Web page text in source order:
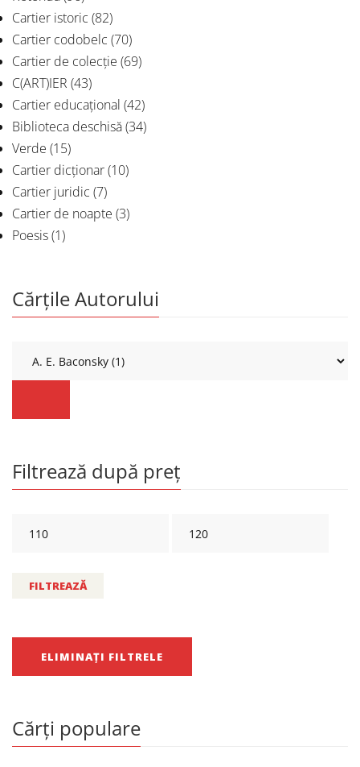
Cartier istoric (82)
Cartier codobelc (70)
Cartier de colecție (69)
C(ART)IER (43)
Cartier educațional (42)
Biblioteca deschisă(34)
Verde (15)
Cartier dicționar(10)
Cartier juridic (7)
Cartier de noapte (3)
Poesis(1)
Cărțile Autorului
Filtrează după preț
FILTREAZĂ
ELIMINAȚI FILTRELE
Cărți populare